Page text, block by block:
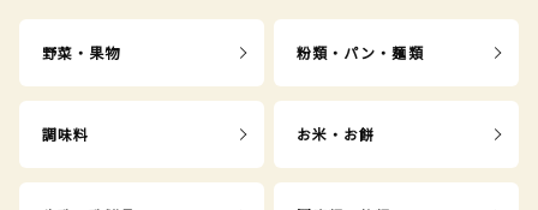
野菜・果物 粉類・パン・麺類
調味料 お米・お餅